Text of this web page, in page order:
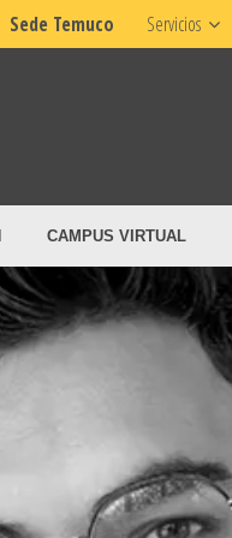
Sede Temuco Servicios
CAMPUS VIRTUAL